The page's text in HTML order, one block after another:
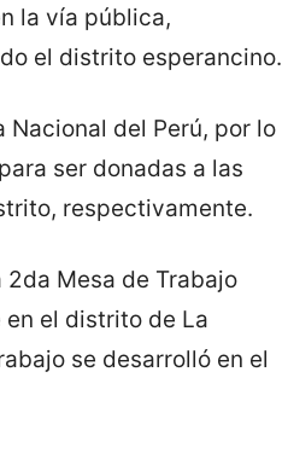
la vía pública,
el distrito esperancino.
del Perú, por lo
ser donadas a las
respectivamente.
Mesa de Trabajo
el distrito de La
se desarrolló en el